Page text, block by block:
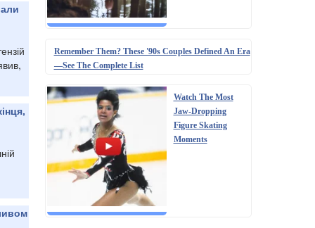
Remember Them? These '90s Couples Defined An Era
—See The Complete List
Watch The Most
Jaw‑Dropping
Figure Skating
Moments